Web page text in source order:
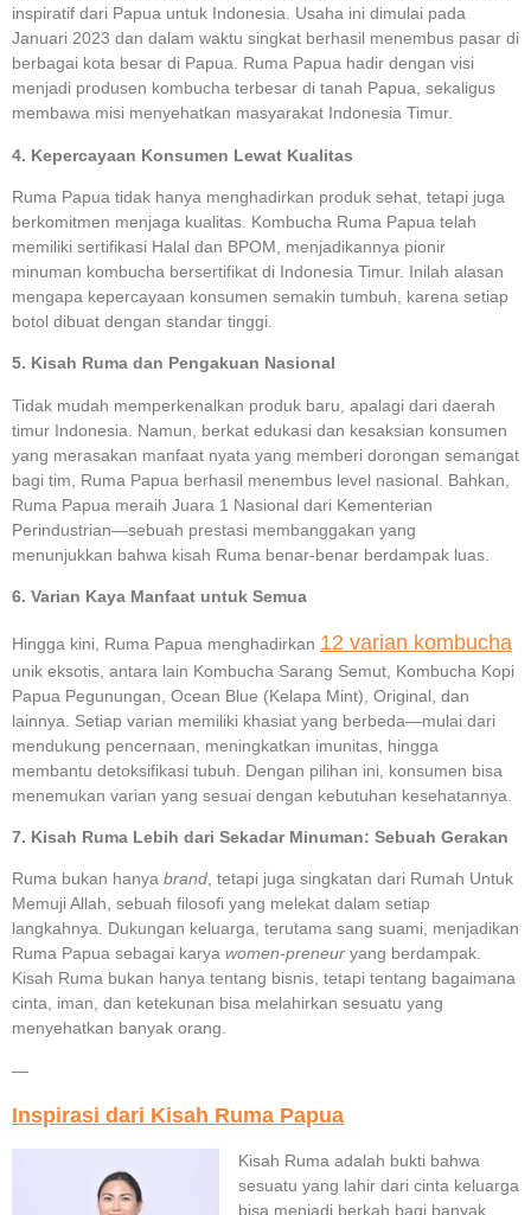
inspiratif dari Papua untuk Indonesia. Usaha ini dimulai pada
Januari 2023 dan dalam waktu singkat berhasil menembus pasar di
berbagai kota besar di Papua. Ruma Papua hadir dengan visi
menjadi produsen kombucha terbesar di tanah Papua, sekaligus
membawa misi menyehatkan masyarakat Indonesia Timur.
4. Kepercayaan Konsumen Lewat Kualitas
Ruma Papua tidak hanya menghadirkan produk sehat, tetapi juga
berkomitmen menjaga kualitas. Kombucha Ruma Papua telah
memiliki sertifikasi Halal dan BPOM, menjadikannya pionir
minuman kombucha bersertifikat di Indonesia Timur. Inilah alasan
mengapa kepercayaan konsumen semakin tumbuh, karena setiap
botol dibuat dengan standar tinggi.
5. Kisah Ruma dan Pengakuan Nasional
Tidak mudah memperkenalkan produk baru, apalagi dari daerah
timur Indonesia. Namun, berkat edukasi dan kesaksian konsumen
yang merasakan manfaat nyata yang memberi dorongan semangat
bagi tim, Ruma Papua berhasil menembus level nasional. Bahkan,
Ruma Papua meraih Juara 1 Nasional dari Kementerian
Perindustrian—sebuah prestasi membanggakan yang
menunjukkan bahwa kisah Ruma benar-benar berdampak luas.
6. Varian Kaya Manfaat untuk Semua
Hingga kini, Ruma Papua menghadirkan 12 varian kombucha
unik eksotis, antara lain Kombucha Sarang Semut, Kombucha Kopi
Papua Pegunungan, Ocean Blue (Kelapa Mint), Original, dan
lainnya. Setiap varian memiliki khasiat yang berbeda—mulai dari
mendukung pencernaan, meningkatkan imunitas, hingga
membantu detoksifikasi tubuh. Dengan pilihan ini, konsumen bisa
menemukan varian yang sesuai dengan kebutuhan kesehatannya.
7. Kisah Ruma Lebih dari Sekadar Minuman: Sebuah Gerakan
Ruma bukan hanya brand, tetapi juga singkatan dari Rumah Untuk
Memuji Allah, sebuah filosofi yang melekat dalam setiap
langkahnya. Dukungan keluarga, terutama sang suami, menjadikan
Ruma Papua sebagai karya women-preneur yang berdampak.
Kisah Ruma bukan hanya tentang bisnis, tetapi tentang bagaimana
cinta, iman, dan ketekunan bisa melahirkan sesuatu yang
menyehatkan banyak orang.
—
Inspirasi dari Kisah Ruma Papua
Kisah Ruma adalah bukti bahwa
sesuatu yang lahir dari cinta keluarga
bisa menjadi berkah bagi banyak